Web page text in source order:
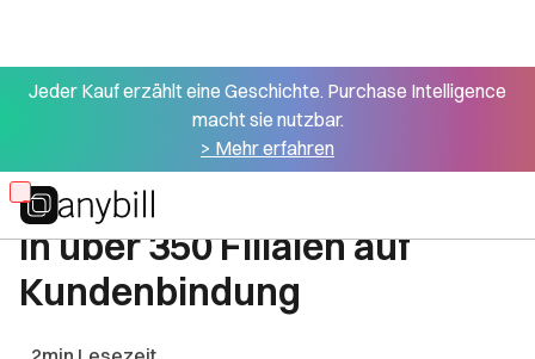
Jeder Kauf erzählt eine Geschichte. Purchase Intelligence
macht sie nutzbar.
> Mehr erfahren
Skip
to
main
content
Alle Success Stories
Sonderpreis Baumarkt setzt
in über 350 Filialen auf
Kundenbindung